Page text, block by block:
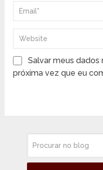
Salvar meus dados
próxima vez que eu